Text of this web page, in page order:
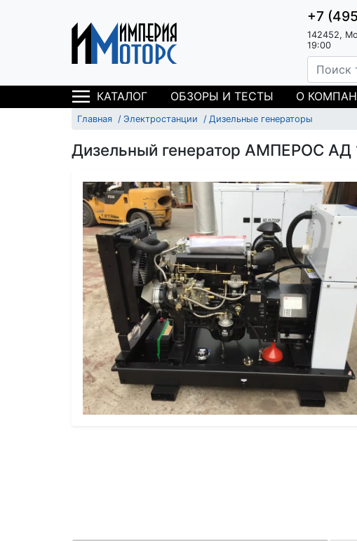
+7
142452,
19:00
КАТАЛОГ ОБЗОРЫ И ТЕСТЫ О
Главная Электростанции Дизельные генераторы
Дизельный генератор АМПЕРОС АД